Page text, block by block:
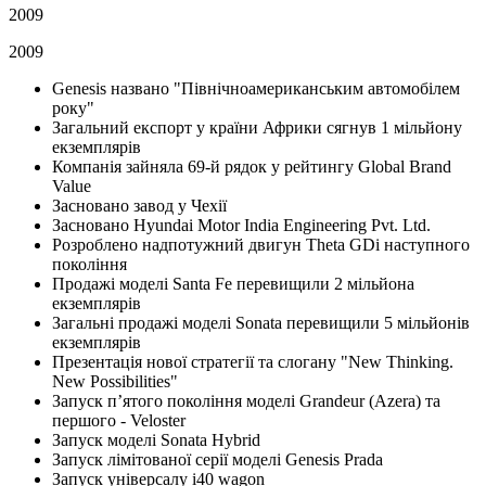
2009
2009
Genesis названо "Північноамериканським автомобілем
року"
Загальний експорт у країни Африки сягнув 1 мільйону
екземплярів
Компанія зайняла 69-й рядок у рейтингу Global Brand
Value
Засновано завод у Чехії
Засновано Hyundai Motor India Engineering Pvt. Ltd.
Розроблено надпотужний двигун Theta GDi наступного
покоління
Продажі моделі Santa Fe перевищили 2 мільйона
екземплярів
Загальні продажі моделі Sonata перевищили 5 мільйонів
екземплярів
Презентація нової стратегії та слогану "New Thinking.
New Possibilities"
Запуск п’ятого покоління моделі Grandeur (Azera) та
першого - Veloster
Запуск моделі Sonata Hybrid
Запуск лімітованої серії моделі Genesis Prada
Запуск універсалу i40 wagon